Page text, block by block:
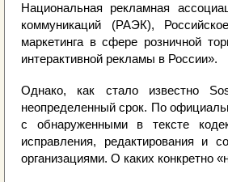
Национальная рекламная
коммуникаций (РАЭК),
маркетинга в сфере розничной
интерактивной рекламы в России».
Однако, как стало известно
неопределенный срок. По
с обнаруженными в тексте
исправления, редактирования и
организациями. О каких конкретно